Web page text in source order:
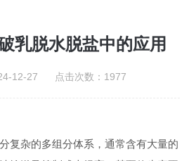
乳脱水脱盐中的应用
12-27 点击次数：1977
复杂的多组分体系，通常含有大量的